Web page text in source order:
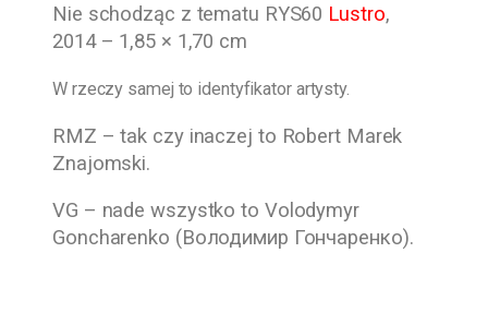
Nie schodząc z tematu RYS60 Lustro,
2014 – 1,85 × 1,70 cm
W rzeczy samej to identyfikator artysty.
RMZ – tak czy inaczej to Robert Marek
Znajomski.
VG – nade wszystko to Volodymyr
Goncharenko (Володимир Гончаренко).